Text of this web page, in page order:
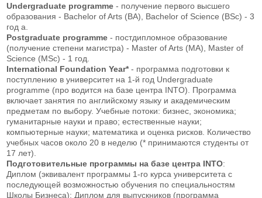
Undergraduate programme - получение первого высшего
образования - Bachelor of Arts (BA), Bachelor of Science (BSc) - 3
год а.
Postgraduate programme - постдипломное образование
(получение степени магистра) - Master of Arts (MA), Master of
Science (MSc) - 1 год.
International Foundation Year*- программа подготовки к
поступлению в университет на 1-й год Undergraduate
programme (про водится на базе центра INTO). Программа
включает занятия по английскому языку и академическим
предметам по выбору. Учебные потоки: бизнес, экономика;
гуманитарные науки и право; естественные науки;
компьютерные науки; математика и оценка рисков. Количество
учебных часов около 20 в неделю (* принимаются студенты от
17 лет).
Подготовительные программы на базе центра INTO:
Диплом (эквивалент программы 1-го курса университета с
последующей возможностью обучения по специальностям
Школы Бизнеса); Диплом для выпускников (программа